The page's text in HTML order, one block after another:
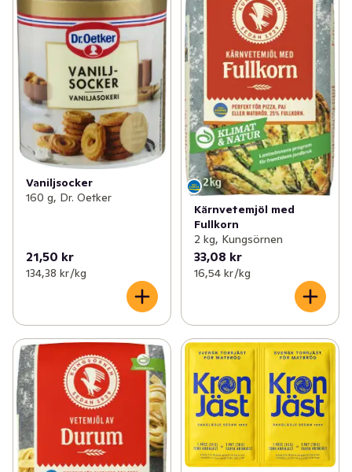
Vaniljsocker
160 g, Dr. Oetker
21,50 kr
134,38 kr /kg
Kärnvetemjöl med
Fullkorn
2 kg, Kungsörnen
33,08 kr
16,54 kr /kg